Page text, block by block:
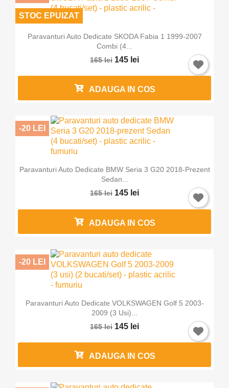
Paravanturi Auto Dedicate SKODA Fabia 1 1999-2007
Combi (4...
165 lei 145 lei
STOC EPUIZAT
ADAUGA IN COS
Paravanturi Auto Dedicate BMW Seria 3 G20 2018-Prezent
Sedan...
165 lei 145 lei
-20 LEI
ADAUGA IN COS
Paravanturi Auto Dedicate VOLKSWAGEN Golf 5 2003-
2009 (3 Usi)...
165 lei 145 lei
-20 LEI
ADAUGA IN COS